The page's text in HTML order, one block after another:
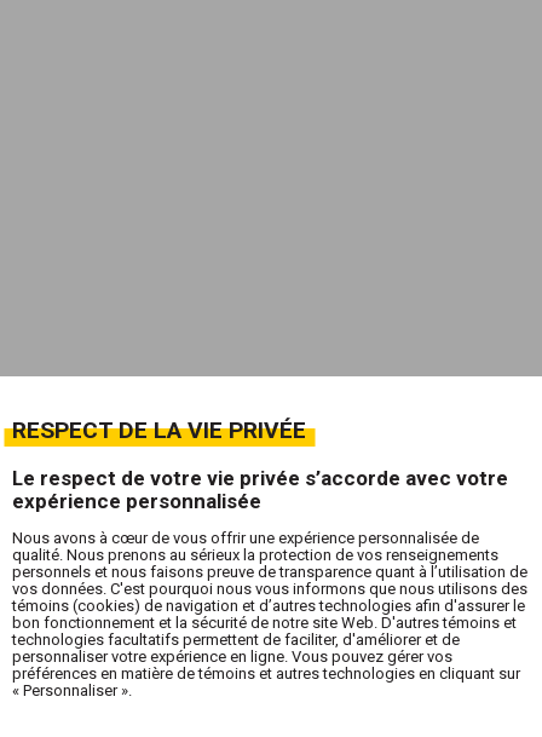
RESPECT DE LA VIE PRIVÉE
Le respect de votre vie privée s’accorde avec votre
expérience personnalisée
Nous avons à cœur de vous offrir une expérience personnalisée de
qualité. Nous prenons au sérieux la protection de vos renseignements
personnels et nous faisons preuve de transparence quant à l’utilisation de
vos données. C'est pourquoi nous vous informons que nous utilisons des
témoins (cookies) de navigation et d’autres technologies afin d'assurer le
bon fonctionnement et la sécurité de notre site Web. D'autres témoins et
technologies facultatifs permettent de faciliter, d'améliorer et de
personnaliser votre expérience en ligne. Vous pouvez gérer vos
préférences en matière de témoins et autres technologies en cliquant sur
« Personnaliser ».